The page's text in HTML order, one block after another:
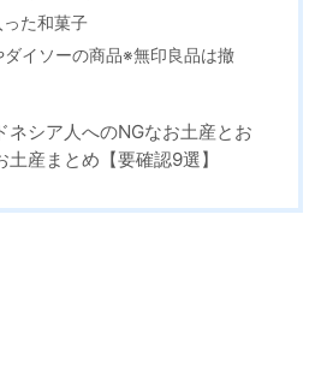
た和菓子
イソーの商品※無印良品は撤
ネシア人へのNGなお土産とお
産まとめ【要確認9選】